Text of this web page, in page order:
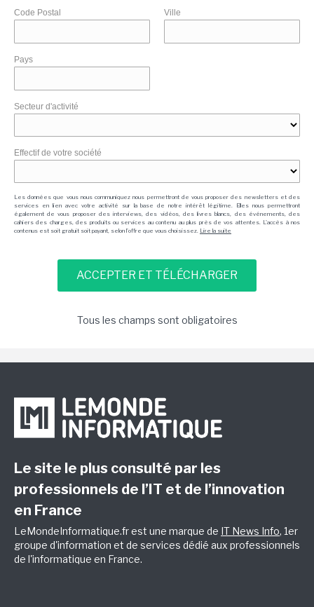
Code Postal Ville
Pays
Secteur d'activité
Effectif de votre société
Les données que vous nous communiquez nous permettront de vous proposer des newsletters et des
services en lien avec votre activité sur la base de notre intérêt légitime. Elles nous permettront
également de vous proposer des interviews, des vidéos, des livres blancs, des événements, des
cahiers des charges, des produits ou services au contenu au plus près de vos attentes. L'accès à nos
contenus est soit gratuit soit payant, selon l'offre que vous choisissez. Lire la suite
Tous les champs sont obligatoires
Le site le plus consulté par les
professionnels de l’IT et de l’innovation
en France
LeMondeInformatique.fr est une marque de IT News Info, 1er
groupe d'information et de services dédié aux professionnels
de l'informatique en France.